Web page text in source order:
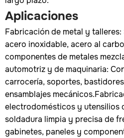
Aplicaciones
Fabricación de metal y
acero inoxidable, acero al
componentes de metales
automotriz y de maquinaria:
carrocería, soportes,
ensamblajes
electrodomésticos y utensilios
soldadura limpia y precisa de
gabinetes, paneles y